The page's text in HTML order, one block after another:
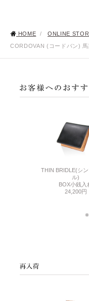
HOME / ONLINE
CORDOVAN (コードバン) 馬
THIN BRIDLE(シ
ル)
BOX小銭入
24,200円